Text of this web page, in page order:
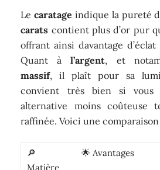
Lecaratage indique la pureté
carats contient plus d’or pur
offrant ainsi davantage
Quant àl’argent, et
massif, il plaît pour sa
convient très bien si vous
alternative moins coûteuse
raffinée. Voici une
🔎
Matière
🌟 Avantages